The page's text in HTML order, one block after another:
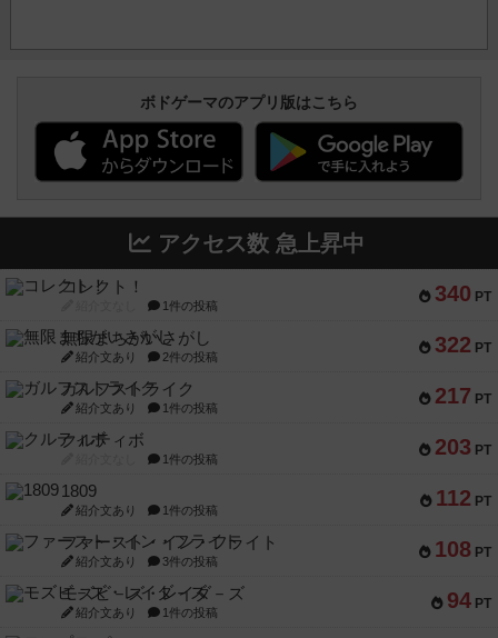
ボドゲーマのアプリ版はこちら
アクセス数 急上昇中
340 PT
コレクト！
1件の投稿
322 PT
無限まちがいさがし
紹介文あり 2件の投稿
217 PT
ガルフストライク
紹介文あり 1件の投稿
203 PT
クルティボ
1件の投稿
112 PT
1809
紹介文あり 1件の投稿
108 PT
ファースト・イン・フライト
紹介文あり 3件の投稿
94 PT
モズビ－ズ・レイダ－ズ
紹介文あり 1件の投稿